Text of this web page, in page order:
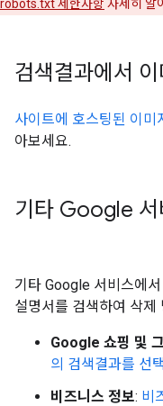
robots.txt 제한사항 자세히 알
검색결과에서 이
사이트에 호스팅된 이미
아보세요.
기타 Google 서
기타 Google 서비스에
설명서를 검색하여 삭제
Google 쇼핑 및
의 검색결과를 선
비즈니스 정보: 비